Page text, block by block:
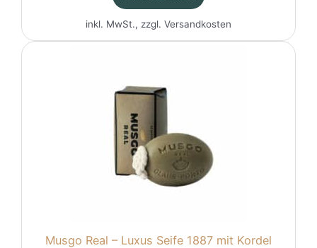
inkl. MwSt., zzgl. Versandkosten
Musgo Real – Luxus Seife 1887 mit Kordel